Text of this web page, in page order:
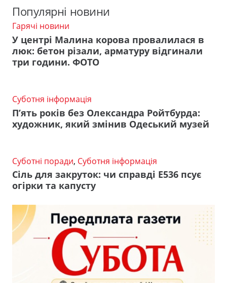
Популярні новини
Гарячі новини
У центрі Малина корова провалилася в
люк: бетон різали, арматуру відгинали
три години. ФОТО
Суботня інформація
П’ять років без Олександра Ройтбурда:
художник, який змінив Одеський музей
Суботні поради, Суботня інформація
Сіль для закруток: чи справді Е536 псує
огірки та капусту